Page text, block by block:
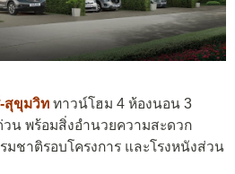
สุขุมวิท ทาวน์โฮม 4 ห้องนอน 3
น พร้อมสิ่งอำนวยความสะดวก
มชาติรอบโครงการ และโรงหนังส่วน